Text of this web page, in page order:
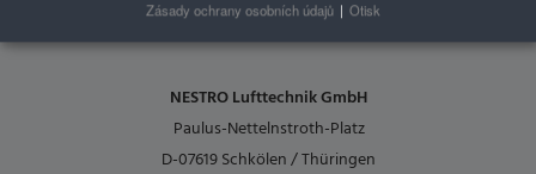
NESTRO Lufttechnik GmbH
Paulus-Nettelnstroth-Platz
D-07619 Schkölen / Thüringen
Zásady ochrany osobních údajů | Otisk